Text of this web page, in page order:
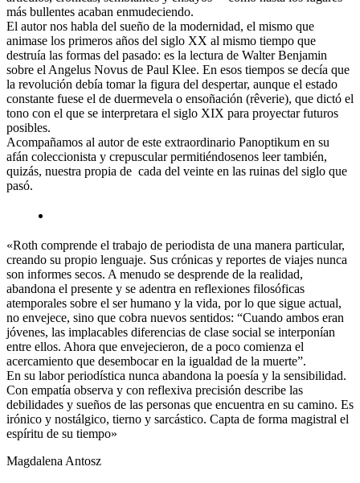
más bullentes acaban enmudeciendo.
El autor nos habla del sueño de la modernidad, el mismo que
animase los primeros años del siglo XX al mismo tiempo que
destruía las formas del pasado: es la lectura de Walter Benjamin
sobre el Angelus Novus de Paul Klee. En esos tiempos se decía que
la revolución debía tomar la figura del despertar, aunque el estado
constante fuese el de duermevela o ensoñación (rêverie), que dictó el
tono con el que se interpretara el siglo XIX para proyectar futuros
posibles.
Acompañamos al autor de este extraordinario Panoptikum en su
afán coleccionista y crepuscular permitiéndosenos leer también,
quizás, nuestra propia de cada del veinte en las ruinas del siglo que
pasó.
«Roth comprende el trabajo de periodista de una manera particular,
creando su propio lenguaje. Sus crónicas y reportes de viajes nunca
son informes secos. A menudo se desprende de la realidad,
abandona el presente y se adentra en reflexiones filosóficas
atemporales sobre el ser humano y la vida, por lo que sigue actual,
no envejece, sino que cobra nuevos sentidos: “Cuando ambos eran
jóvenes, las implacables diferencias de clase social se interponían
entre ellos. Ahora que envejecieron, de a poco comienza el
acercamiento que desembocar en la igualdad de la muerte”.
En su labor periodística nunca abandona la poesía y la sensibilidad.
Con empatía observa y con reflexiva precisión describe las
debilidades y sueños de las personas que encuentra en su camino. Es
irónico y nostálgico, tierno y sarcástico. Capta de forma magistral el
espíritu de su tiempo»
Magdalena Antosz